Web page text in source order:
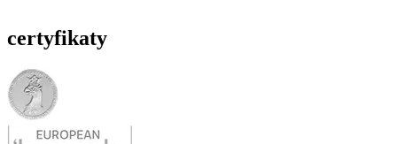
certyfikaty